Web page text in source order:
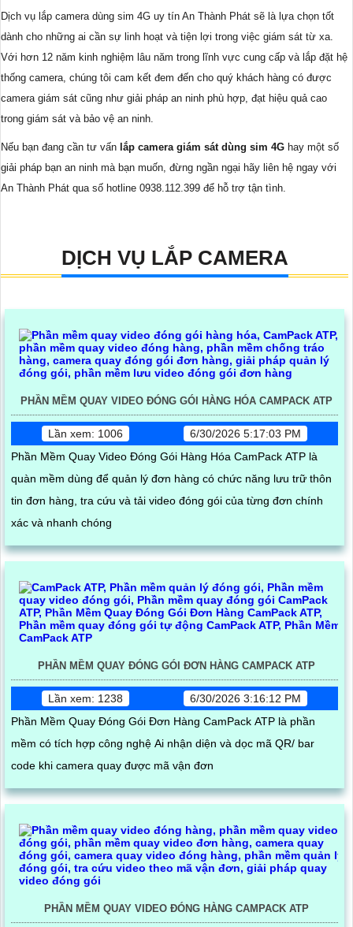
Dịch vụ lắp camera dùng sim 4G uy tín An Thành Phát sẽ là lựa chọn tốt
dành cho những ai cần sự linh hoạt và tiện lợi trong việc giám sát từ xa.
Với hơn 12 năm kinh nghiệm lâu năm trong lĩnh vực cung cấp và lắp đặt hệ
thống camera, chúng tôi cam kết đem đến cho quý khách hàng có được
camera giám sát cũng như giải pháp an ninh phù hợp, đạt hiệu quả cao
trong giám sát và bảo vệ an ninh.
Nếu bạn đang cần tư vấn lắp camera giám sát dùng sim 4G hay một số
giải pháp bạn an ninh mà bạn muốn, đừng ngần ngại hãy liên hệ ngay với
An Thành Phát qua số hotline 0938.112.399 để hỗ trợ tận tình.
DỊCH VỤ LẮP CAMERA
PHẦN MỀM QUAY VIDEO ĐÓNG GÓI HÀNG HÓA CAMPACK ATP
Lần xem: 1006
6/30/2026 5:17:03 PM
Phần Mềm Quay Video Đóng Gói Hàng Hóa CamPack ATP là
quàn mềm dùng để quản lý đơn hàng có chức năng lưu trữ thôn
tin đơn hàng, tra cứu và tải video đóng gói của từng đơn chính
xác và nhanh chóng
PHẦN MỀM QUAY ĐÓNG GÓI ĐƠN HÀNG CAMPACK ATP
Lần xem: 1238
6/30/2026 3:16:12 PM
Phần Mềm Quay Đóng Gói Đơn Hàng CamPack ATP là phần
mềm có tích hợp công nghệ Ai nhận diện và dọc mã QR/ bar
code khi camera quay được mã vận đơn
PHẦN MỀM QUAY VIDEO ĐÓNG HÀNG CAMPACK ATP